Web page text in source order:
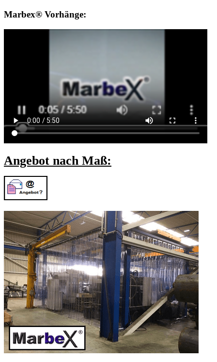
Marbex® Vorhänge:
Angebot nach Maß: